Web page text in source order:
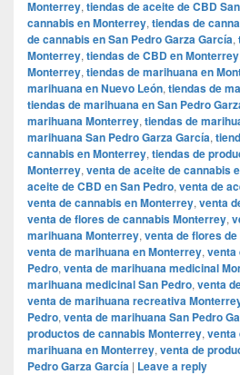
Monterrey, tiendas de aceite de CBD
cannabis en Monterrey, tiendas de
de cannabis en San Pedro Garza García,
Monterrey, tiendas de CBD en Monterrey
Monterrey, tiendas de marihuana en
marihuana en Nuevo León, tiendas de
tiendas de marihuana en San Pedro
marihuana Monterrey, tiendas de
marihuana San Pedro Garza García,
cannabis en Monterrey, tiendas de
Monterrey, venta de aceite de cannabis
aceite de CBD en San Pedro, venta de
venta de cannabis en Monterrey, venta
venta de flores de cannabis Monterrey,
marihuana Monterrey, venta de flores
venta de marihuana en Monterrey, venta
Pedro, venta de marihuana medicinal
marihuana medicinal San Pedro, venta
venta de marihuana recreativa
Pedro, venta de marihuana San Pedro
productos de cannabis Monterrey, venta
marihuana en Monterrey, venta de
Pedro Garza García | Leave a reply